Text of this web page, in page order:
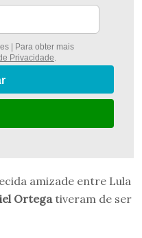
| Para obter mais
Privacidade.
amizade entre Lula
Ortegativeram de ser